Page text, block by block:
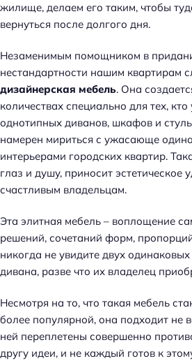
жилище, делаем его таким, чтобы
вернуться после долгого дня.
Незаменимым помощником в
нестандартности нашим квартирам
дизайнерская мебель. Она
количествах специально для тех, кто
однотипных диванов, шкафов и
намерен мириться с ужасающе
интерьерами городских квартир.
глаз и душу, приносит эстетическое
счастливым владельцам.
Эта элитная мебель – воплощение
решений, сочетаний форм,
никогда не увидите двух
дивана, разве что их владелец
Несмотря на то, что такая мебель
более популярной, она подходит не
ней переплетены совершенно
другу идеи, и не каждый готов к